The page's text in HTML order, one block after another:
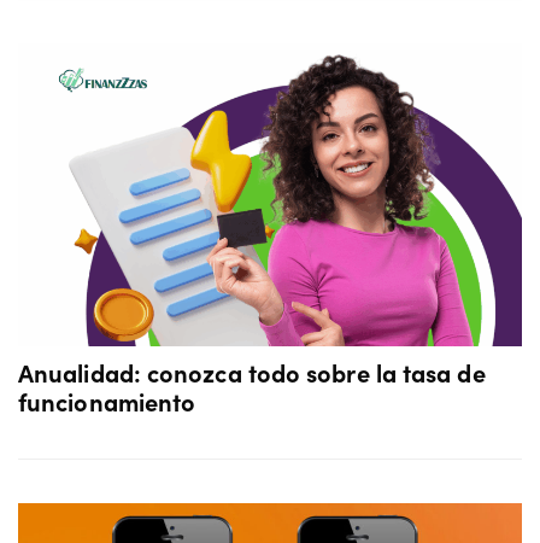
Anualidad: conozca todo sobre la tasa de
funcionamiento